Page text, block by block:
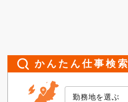
かんたん仕事検索
勤務地を選ぶ